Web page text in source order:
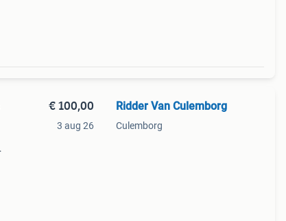
€ 100,00
3 aug 26
Ridder Van Culemborg
Culemborg